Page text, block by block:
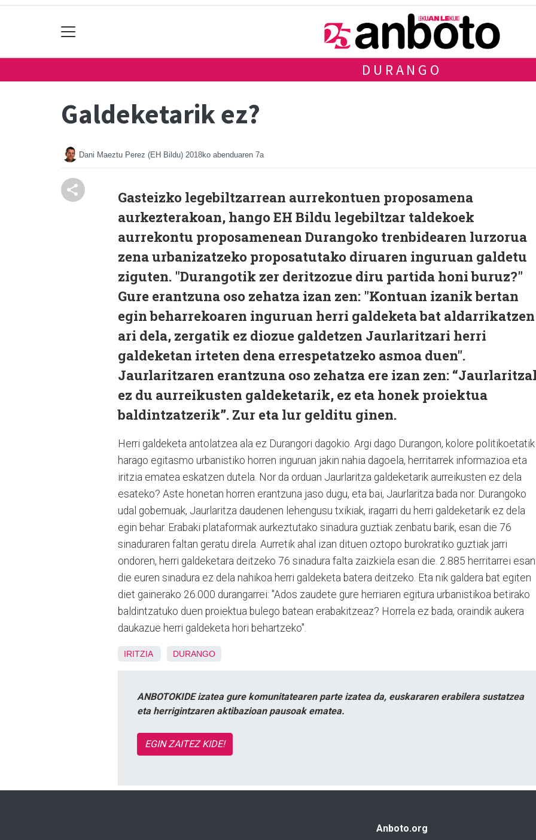
DURANGO
Galdeketarik ez?
Dani Maeztu Perez (EH Bildu) 2018ko abenduaren 7a
Gasteizko legebiltzarrean aurrekontuen proposamena
aurkezterakoan, hango EH Bildu legebiltzar taldekoek
aurrekontu proposamenean Durangoko trenbidearen lurzorua
zena urbanizatzeko proposatutako diruaren inguruan galdetu
ziguten. "Durangotik zer deritzozue diru partida honi buruz?"
Gure erantzuna oso zehatza izan zen: "Kontuan izanik bertan
egin beharrekoaren inguruan herri galdeketa bat aldarrikatzen
ari dela, zergatik ez diozue galdetzen Jaurlaritzari herri
galdeketan irteten dena errespetatzeko asmoa duen".
Jaurlaritzaren erantzuna oso zehatza ere izan zen:
ez du aurreikusten galdeketarik, ez eta honek proiektua
baldintzatzerik”. Zur eta lur gelditu ginen.
Herri galdeketa antolatzea ala ez Durangori dagokio. Argi dago Durangon, kolore politikoetatik
harago egitasmo urbanistiko horren inguruan jakin nahia dagoela, herritarrek informazioa eta
iritzia ematea eskatzen dutela. Nor da orduan Jaurlaritza galdeketarik aurreikusten ez dela
esateko? Aste honetan horren erantzuna jaso dugu, eta bai, Jaurlaritza bada nor. Durangoko
udal gobernuak, Jaurlaritza daudenen lehengusu txikiak, iragarri du herri galdeketarik ez dela
egin behar. Erabaki plataformak aurkeztutako sinadura guztiak zenbatu barik, esan die 76
sinaduraren faltan geratu direla. Aurretik ahal izan dituen oztopo burokratiko guztiak jarri
ondoren, herri galdeketara deitzeko 76 sinadura falta zaizkiela esan die. 2.885 herritarrei esan
die euren sinadura ez dela nahikoa herri galdeketa batera deitzeko. Eta nik galdera bat egiten
diet gainerako 26.000 durangarrei: "Ados zaudete gure herriaren egitura urbanistikoa betirako
baldintzatuko duen proiektua bulego batean erabakitzeaz? Horrela ez bada, oraindik aukera
daukazue herri galdeketa hori behartzeko".
IRITZIA DURANGO
ANBOTOKIDE izatea gure komunitatearen parte izatea da, euskararen erabilera sustatzea
eta herrigintzaren aktibazioan pausoak ematea.
EGIN ZAITEZ KIDE!
Anboto.org